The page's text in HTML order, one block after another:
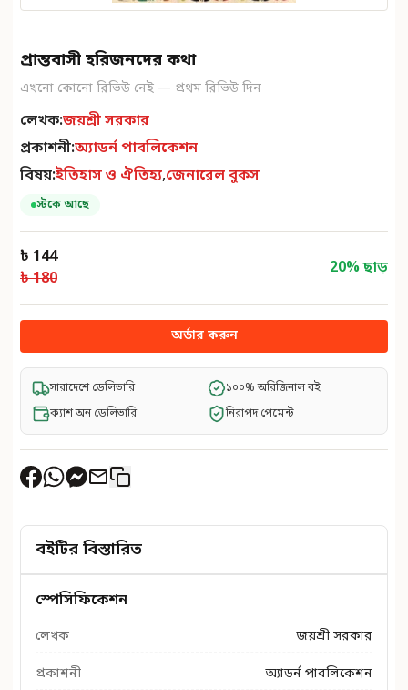
প্রান্তবাসী হরিজনদের কথা
এখনো কোনো রিভিউ নেই — প্রথম রিভিউ দিন
লেখক:জয়শ্রী সরকার
প্রকাশনী:অ্যাডর্ন পাবলিকেশন
বিষয়:ইতিহাস ও ঐতিহ্য,জেনারেল বুকস
স্টকে আছে
৳ 144
৳ 180
20% ছাড়
অর্ডার করুন
সারাদেশে ডেলিভারি
১০০% অরিজিনাল বই
ক্যাশ অন ডেলিভারি
নিরাপদ পেমেন্ট
বইটির বিস্তারিত
স্পেসিফিকেশন
লেখক জয়শ্রী সরকার
প্রকাশনী অ্যাডর্ন পাবলিকেশন